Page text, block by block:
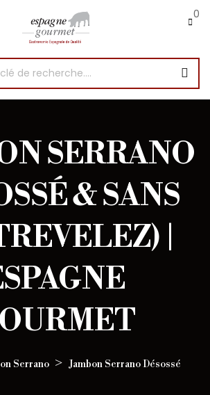
0
SERRANO
& SANS
|
Serrano Jambon Serrano Désossé